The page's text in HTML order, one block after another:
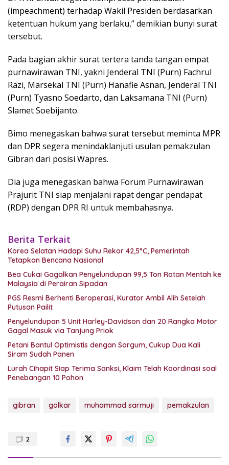
(impeachment) terhadap Wakil Presiden berdasarkan
ketentuan hukum yang berlaku,” demikian bunyi surat
tersebut.
Pada bagian akhir surat tertera tanda tangan empat
purnawirawan TNI, yakni Jenderal TNI (Purn) Fachrul
Razi, Marsekal TNI (Purn) Hanafie Asnan, Jenderal TNI
(Purn) Tyasno Soedarto, dan Laksamana TNI (Purn)
Slamet Soebijanto.
Bimo menegaskan bahwa surat tersebut meminta MPR
dan DPR segera menindaklanjuti usulan pemakzulan
Gibran dari posisi Wapres.
Dia juga menegaskan bahwa Forum Purnawirawan
Prajurit TNI siap menjalani rapat dengar pendapat
(RDP) dengan DPR RI untuk membahasnya.
Berita Terkait
Korea Selatan Hadapi Suhu Rekor 42,5°C, Pemerintah
Tetapkan Bencana Nasional
Bea Cukai Gagalkan Penyelundupan 99,5 Ton Rotan Mentah ke
Malaysia di Perairan Sipadan
PGS Resmi Berhenti Beroperasi, Kurator Ambil Alih Setelah
Putusan Pailit
Penyelundupan 5 Unit Harley-Davidson dan 20 Rangka Motor
Gagal Masuk via Tanjung Priok
Petani Bantul Optimistis dengan Sorgum, Cukup Dua Kali
Siram Sudah Panen
Lurah Cihapit Siap Terima Sanksi, Klaim Telah Koordinasi soal
Penebangan 10 Pohon
gibran golkar muhammad sarmuji pemakzulan
2